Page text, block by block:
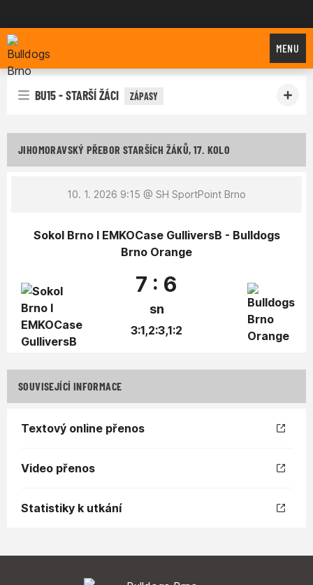
Bulldogs Brno
MENU
BU15 - STARŠÍ ŽÁCI ZÁPASY
JIHOMORAVSKÝ PŘEBOR STARŠÍCH ŽÁKŮ, 17. KOLO
10. 1. 2026 9:15 @ SH SportPoint Brno
Sokol Brno I EMKOCase GulliversB - Bulldogs
Brno Orange
7 : 6
sn
3:1,2:3,1:2
SOUVISEJÍCÍ INFORMACE
Textový online přenos
Video přenos
Statistiky k utkání